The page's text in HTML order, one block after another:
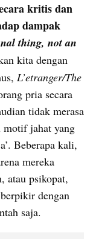
kritis dan
dampak
thing, not an
kita dengan
L’etranger/The
pria secara
tidak merasa
motif jahat yang
Beberapa kali,
mereka
atau psikopat,
dengan
saja.